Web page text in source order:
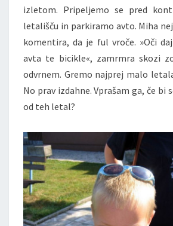
izletom. Pripeljemo se pred
letališču in parkiramo avto. Miha
komentira, da je ful vroče. »Oči
avta te bicikle«, zamrmra skozi
odvrnem. Gremo najprej malo
No prav izdahne. Vprašam ga, če bi
od teh letal?